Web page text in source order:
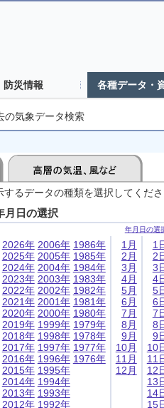
防災情報 各種データ・
の気象データ検索
るデータの種類を選択してくだ
月日の選択
年月日の選
2026年
2025年
2024年
2023年
2022年
2021年
2020年
2019年
2018年
2017年
2016年
2015年
2014年
2013年
2012年
2006年
2005年
2004年
2003年
2002年
2001年
2000年
1999年
1998年
1997年
1996年
1995年
1994年
1993年
1992年
1986年
1985年
1984年
1983年
1982年
1981年
1980年
1979年
1978年
1977年
1976年
1月
2月
3月
4月
5月
6月
7月
8月
9月
10月
11月
12月
1
2
3
4
5
6
7
8
9
10
11
12
13
14
15